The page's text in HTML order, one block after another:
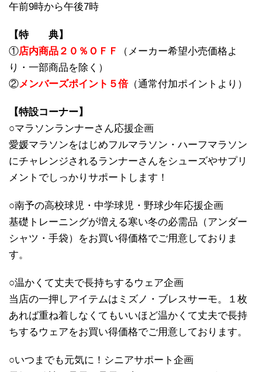
午前9時から午後7時
【特 典】
①店内商品２０％ＯＦＦ
（メーカー希望小売価格よ
り・一部商品を除く）
②メンバーズポイント５倍（通常付加ポイントより）
【特設コーナー】
○マラソンランナーさん応援企画
愛媛マラソンをはじめフルマラソン・ハーフマラソン
にチャレンジされるランナーさんをシューズやサプリ
メントでしっかりサポートします！
○南予の高校球児・中学球児・野球少年応援企画
基礎トレーニングが増える寒い冬の必需品（アンダー
シャツ・手袋）をお買い得価格でご用意しておりま
す。
○温かくて丈夫で長持ちするウェア企画
当店の一押しアイテムはミズノ・ブレスサーモ。１枚
あれば重ね着しなくてもいいほど温かくて丈夫で長持
ちするウェアをお買い得価格でご用意しております。
○いつまでも元気に！シニアサポート企画